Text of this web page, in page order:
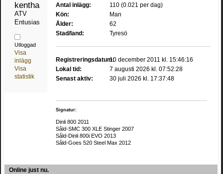
ATV
Entusiast
Utloggad
Visa
inlägg
Visa
statistik
Antal inlägg:
110 (0.021 per dag)
Kön:
Man
Ålder:
62
Stad/land:
Tyresö
Registreringsdatum:10 december 2011 kl. 15:46:16
Lokal tid:
7 augusti 2026 kl. 07:52:28
Senast aktiv:
30 juli 2026 kl. 17:37:48
Signatur:
Dinli 800 2011
Såld-SMC 300 XLE Stinger 2007
Såld-Dinli 800i EVO 2013
Såld-Goes 520 Steel Max 2012
Online just nu.